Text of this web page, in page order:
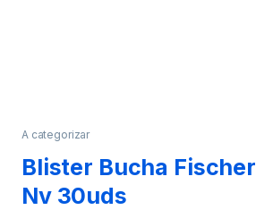
A categorizar
Blister Bucha
Nv 30uds